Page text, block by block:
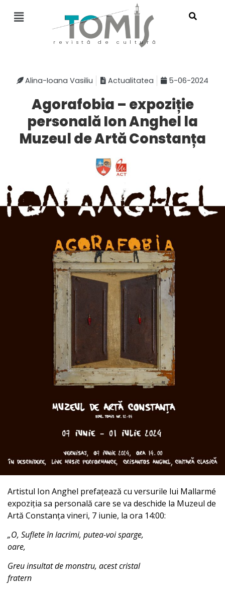
revistă de cultură
Alina-Ioana Vasiliu Actualitatea 5-06-2024
Agorafobia – expoziție
personală Ion Anghel la
Muzeul de Artă Constanța
Artistul Ion Anghel prefațează cu versurile lui Mallarmé
expoziția sa personală care se va deschide la Muzeul de
Artă Constanța vineri, 7 iunie, la ora 14:00:
„O, Suflete în lacrimi, putea-voi sparge,
oare,
Greu insultat de monstru, acest cristal
fratern